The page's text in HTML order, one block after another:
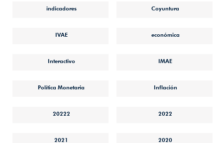
indicadores Coyuntura
IVAE económica
Interactivo IMAE
Política Monetaria Inflación
20222 2022
2021 2020